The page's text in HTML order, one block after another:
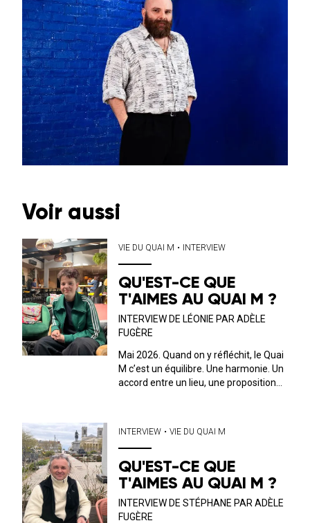
Voir aussi
VIE DU QUAI M • INTERVIEW
QU'EST-CE QUE
T'AIMES AU QUAI M ?
INTERVIEW DE LÉONIE PAR ADÈLE
FUGÈRE
Mai 2026. Quand on y réfléchit, le Quai
M c’est un équilibre. Une harmonie. Un
accord entre un lieu, une proposition
discute avec l’...
INTERVIEW • VIE DU QUAI M
QU'EST-CE QUE
T'AIMES AU QUAI M ?
INTERVIEW DE STÉPHANE PAR ADÈLE
FUGÈRE